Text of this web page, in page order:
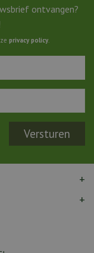
ontvangen?
privacy policy.